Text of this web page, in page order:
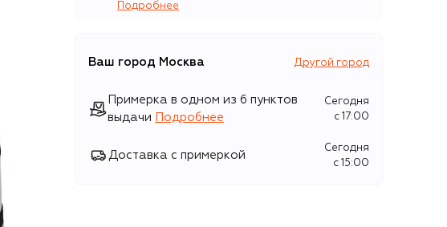
Подробнее
Ваш город Москва Другой город
Примерка в одном из 6 пунктов
выдачи
Подробнее
Сегодня
c 17:00
Доставка с примеркой
Сегодня
c 15:00